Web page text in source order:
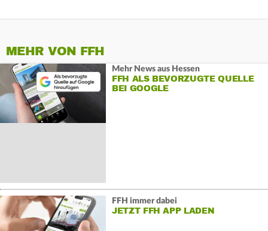
MEHR VON FFH
Mehr News aus Hessen
FFH ALS BEVORZUGTE QUELLE
BEI GOOGLE
FFH immer dabei
JETZT FFH APP LADEN